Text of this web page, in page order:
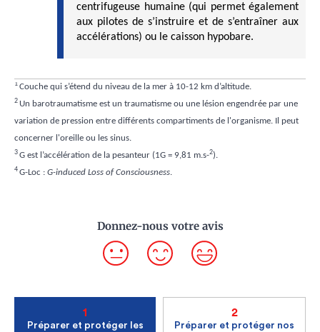
centrifugeuse humaine (qui permet également
aux pilotes de s’instruire et de s’entraîner aux
accélérations) ou le caisson hypobare.
1Couche qui s’étend du niveau de la mer à 10-12 km d’altitude.
2 Un barotraumatisme est un traumatisme ou une lésion engendrée par une
variation de pression entre différents compartiments de l'organisme. Il peut
concerner l'oreille ou les sinus.
3G est l’accélération de la pesanteur (1G = 9,81 m.s-2).
4G-Loc : G-induced Loss of Consciousness.
Donnez-nous votre avis
1
Préparer et protéger les
2
Préparer et protéger nos